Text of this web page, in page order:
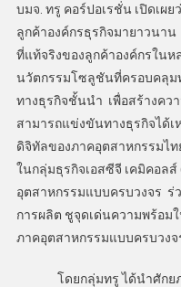
บมจ. ทรู คอร์ปอเรชั่น เปิดเผ
ลูกค้าองค์กรธุรกิจมายาวนาน
ที่แท้จริงของลูกค้าองค์กรใน
นวัตกรรมโซลูชันที่ครอบคลุม
ทางธุรกิจชั้นนำ เพื่อสร้างคว
สามารถแข่งขันทางธุรกิจได้
ดิจิทัลของภาคอุตสาหกรรมไท
ในกลุ่มธุรกิจเอสซีจี เคมิคอล
อุตสาหกรรมแบบครบวงจร
การผลิต ชูจุดเด่นความพร้อม
ภาคอุตสาหกรรมแบบครบวง
โดยกลุ่มทรู ได้นำศักยภา